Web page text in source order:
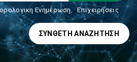
Ενημέρωση, Επιχειρήσεις
ΣΎΝΘΕΤΗ ΑΝΑΖΉΤΗΣΗ